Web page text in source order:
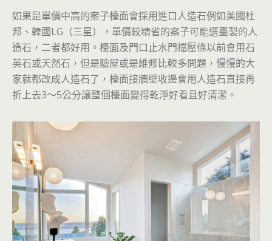
如果是單價中高的案子檯面會採用進口人造石例如美國杜
邦、韓國LG（三星），單價較精省的案子可能選臺製的人
造石，二者都好用。檯面及門口止水門擋壓條以前會用石
英石或天然石，但是驗屋或是維修比較多問題，慢慢的大
家就都改成人造石了，檯面接牆壁收邊會用人造石直接再
折上去3～5公分讓整個檯面變得乾淨好看且好清潔。